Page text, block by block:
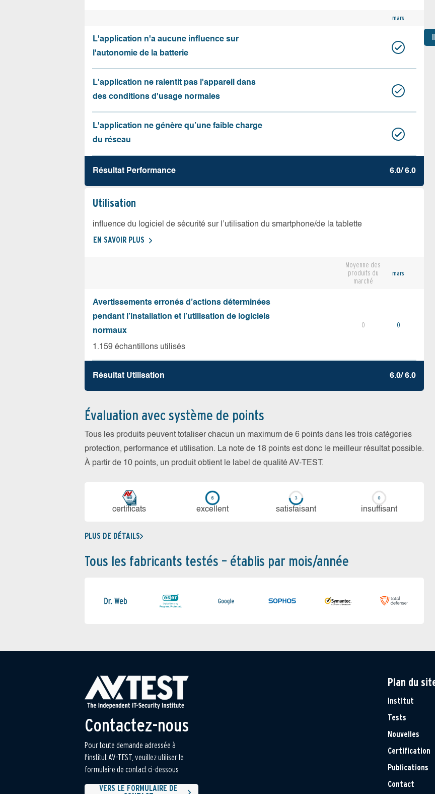
mars
L'application n'a aucune influence sur
l'autonomie de la batterie
L'application ne ralentit pas l'appareil dans
des conditions d'usage normales
L'application ne génère qu’une faible charge
du réseau
Résultat Performance 6.0/ 6.0
Utilisation
influence du logiciel de sécurité sur l’utilisation du smartphone/de la tablette
EN SAVOIR PLUS
Moyenne des
produits du
marché
mars
Avertissements erronés d’actions déterminées
pendant l’installation et l’utilisation de logiciels
normaux
1.159 échantillons utilisés
0 0
Résultat Utilisation 6.0/ 6.0
Évaluation avec système de points
Tous les produits peuvent totaliser chacun un maximum de 6 points dans les trois catégories
protection, performance et utilisation. La note de 18 points est donc le meilleur résultat possible.
À partir de 10 points, un produit obtient le label de qualité AV-TEST.
certi­ficats ex­cellent sa­tis­fai­sant in­suf­fi­sant
PLUS DE DÉTAILS
Tous les fabricants testés – établis par mois/année
Contactez-nous
Pour toute demande adressée à
l'institut AV-TEST, veuillez utiliser le
formulaire de contact ci-dessous
VERS LE FORMULAIRE DE
Plan du
Institut
Tests
Nouvelles
Certification
Publications
Contact